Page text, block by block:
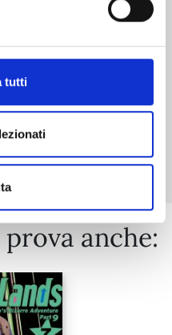
tutti
anche: